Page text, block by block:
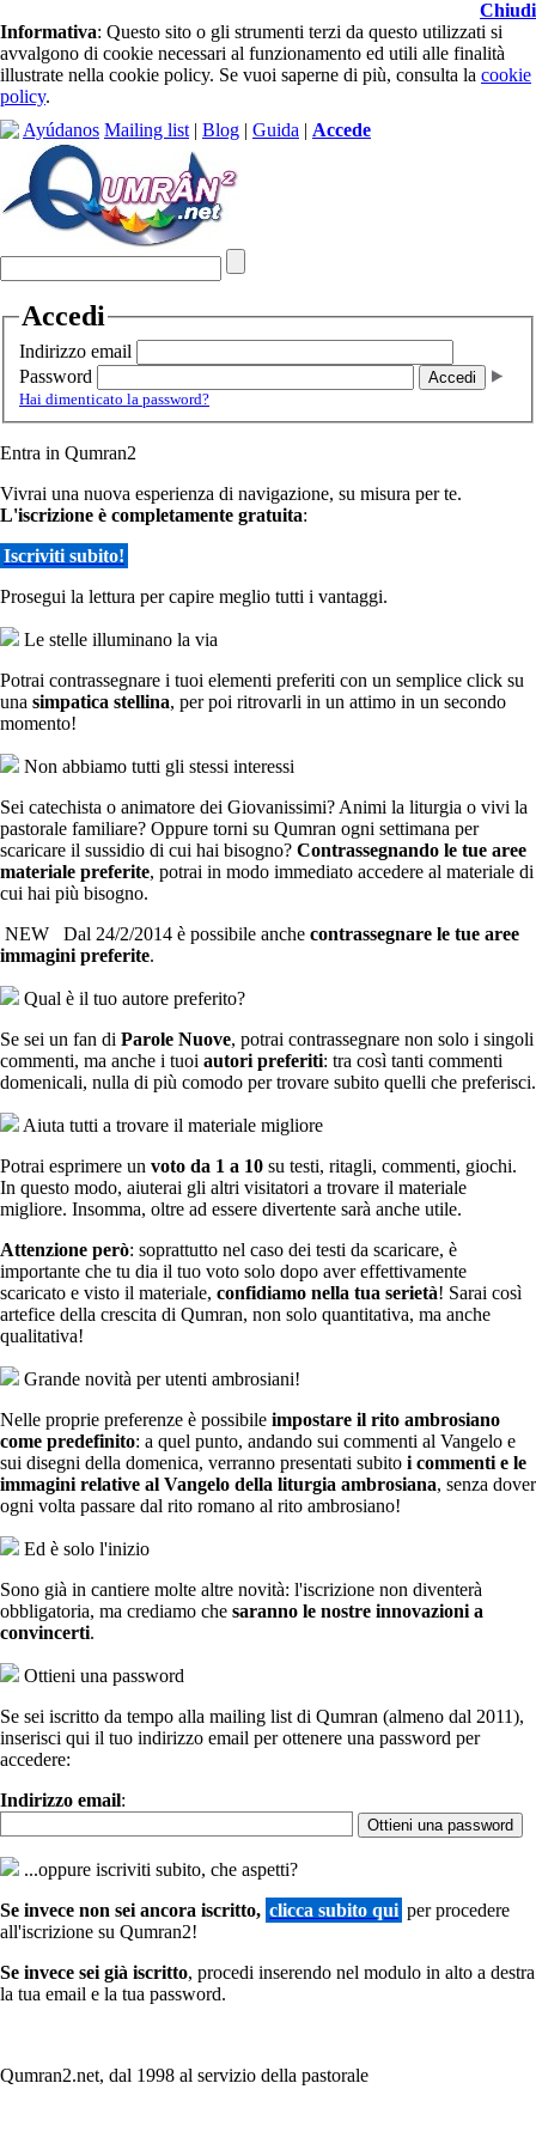
Chiudi
Informativa: Questo sito o gli strumenti terzi da questo utilizzati si
avvalgono di cookie necessari al funzionamento ed utili alle finalità
illustrate nella cookie policy. Se vuoi saperne di più, consulta la cookie
policy.
Ayúdanos Mailing list | Blog | Guida | Accede
Accedi
Indirizzo email
Password
Hai dimenticato la password?
Entra in Qumran2
Vivrai una nuova esperienza di navigazione, su misura per te.
L'iscrizione è completamente gratuita:
Iscriviti subito!
Prosegui la lettura per capire meglio tutti i vantaggi.
Le stelle illuminano la via
Potrai contrassegnare i tuoi elementi preferiti con un semplice click su
una simpatica stellina, per poi ritrovarli in un attimo in un secondo
momento!
Non abbiamo tutti gli stessi interessi
Sei catechista o animatore dei Giovanissimi? Animi la liturgia o vivi la
pastorale familiare? Oppure torni su Qumran ogni settimana per
scaricare il sussidio di cui hai bisogno? Contrassegnando le tue aree
materiale preferite, potrai in modo immediato accedere al materiale di
cui hai più bisogno.
NEW
Dal 24/2/2014 è possibile anche contrassegnare le tue aree
immagini preferite.
Qual è il tuo autore preferito?
Se sei un fan di Parole Nuove, potrai contrassegnare non solo i singoli
commenti, ma anche i tuoi autori preferiti: tra così tanti commenti
domenicali, nulla di più comodo per trovare subito quelli che preferisci.
Aiuta tutti a trovare il materiale migliore
Potrai esprimere un voto da 1 a 10 su testi, ritagli, commenti, giochi.
In questo modo, aiuterai gli altri visitatori a trovare il materiale
migliore. Insomma, oltre ad essere divertente sarà anche utile.
Attenzione però: soprattutto nel caso dei testi da scaricare, è
importante che tu dia il tuo voto solo dopo aver effettivamente
scaricato e visto il materiale, confidiamo nella tua serietà! Sarai così
artefice della crescita di Qumran, non solo quantitativa, ma anche
qualitativa!
Grande novità per utenti ambrosiani!
Nelle proprie preferenze è possibile impostare il rito ambrosiano
come predefinito: a quel punto, andando sui commenti al Vangelo e
sui disegni della domenica, verranno presentati subito i commenti e le
immagini relative al Vangelo della liturgia ambrosiana, senza dover
ogni volta passare dal rito romano al rito ambrosiano!
Ed è solo l'inizio
Sono già in cantiere molte altre novità: l'iscrizione non diventerà
obbligatoria, ma crediamo che saranno le nostre innovazioni a
convincerti.
Ottieni una password
Se sei iscritto da tempo alla mailing list di Qumran (almeno dal 2011),
inserisci qui il tuo indirizzo email per ottenere una password per
accedere:
Indirizzo email:
...oppure iscriviti subito, che aspetti?
Se invece non sei ancora iscritto, clicca subito qui per procedere
all'iscrizione su Qumran2!
Se invece sei già iscritto, procedi inserendo nel modulo in alto a destra
la tua email e la tua password.
Qumran2.net, dal 1998 al servizio della pastorale